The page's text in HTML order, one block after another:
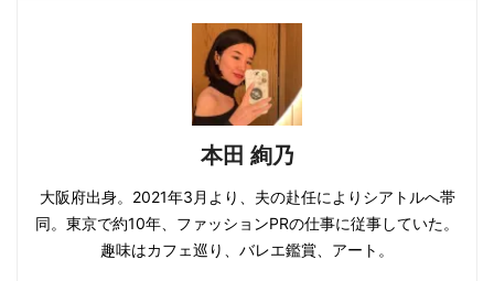
本田 絢乃
大阪府出身。2021年3月より、夫の赴任によりシアトルへ帯
同。東京で約10年、ファッションPRの仕事に従事していた。
趣味はカフェ巡り、バレエ鑑賞、アート。